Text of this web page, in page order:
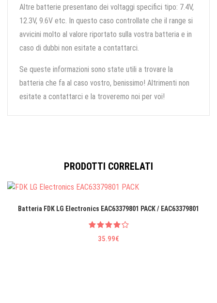
Altre batterie presentano dei voltaggi specifici tipo: 7.4V,
12.3V, 9.6V etc. In questo caso controllate che il range si
avvicini molto al valore riportato sulla vostra batteria e in
caso di dubbi non esitate a contattarci.
Se queste informazioni sono state utili a trovare la
batteria che fa al caso vostro, benissimo! Altrimenti non
esitate a contattarci e la troveremo noi per voi!
PRODOTTI CORRELATI
Batteria FDK LG EIectronics EAC63379801 PACK / EAC63379801
35.99€